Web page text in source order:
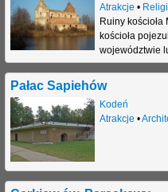
Atrakcje •
Ruiny
kościoła
województwie
Pałac Sapiehów
Kodeń
Atrakcje •